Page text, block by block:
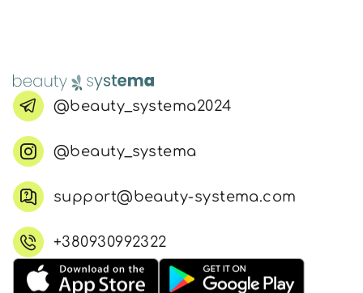
@beauty_systema2024
@beauty_systema
support@beauty-systema.com
+380930992322